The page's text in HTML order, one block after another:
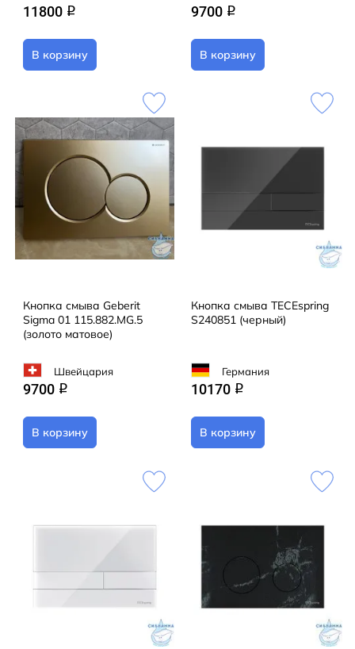
11800 q
В корзину
9700 q
В корзину
Кнопка смыва Geberit
Sigma 01 115.882.MG.5
(золото матовое)
Швейцария
9700 q
В корзину
Кнопка смыва TECEspring
S240851 (черный)
Германия
10170 q
В корзину